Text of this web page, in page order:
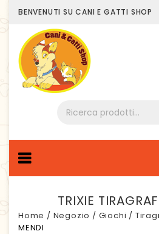
BENVENUTI SU CANI E GATTI SHOP
TRIXIE
Home / Negozio / Giochi /
MENDI